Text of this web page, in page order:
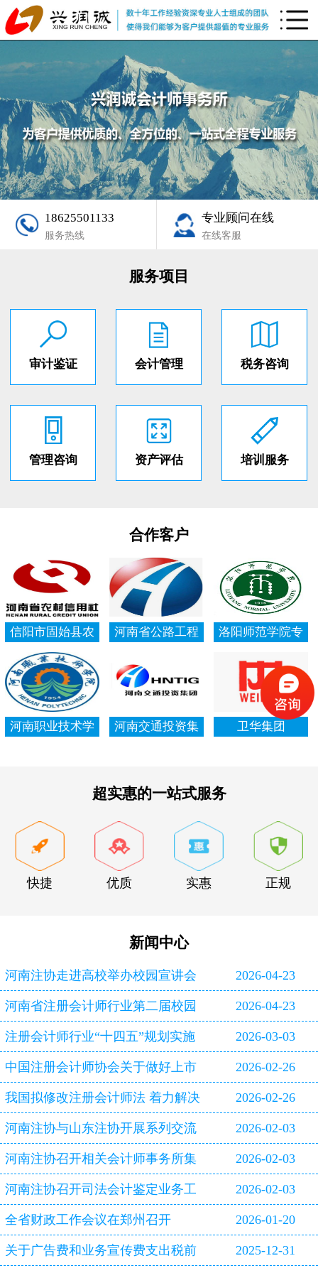
18625501133
服务热线
专业顾问在线
在线客服
服务项目
审计鉴证 会计管理 税务咨询
管理咨询 资产评估 培训服务
合作客户
信阳市固始县农
村信用社资产清
查审计
河南省公路工程
洛阳师范学院专
河南职业技术学
河南交通投资集
卫华集团
超实惠的一站式服务
快捷 优质 实惠 正规
新闻中心
河南注协走进高校举办校园宣讲会 2026-04-23
河南省注册会计师行业第二届校园
双选会即将启幕
2026-04-23
注册会计师行业“十四五”规划实施
评估报告
2026-03-03
中国注册会计师协会关于做好上市
公司2025年年报审计工作的通知
2026-02-26
我国拟修改注册会计师法 着力解决
审计造假等行业突出问题
2026-02-26
河南注协与山东注协开展系列交流
活动
2026-02-03
河南注协召开相关会计师事务所集
体约谈会
2026-02-03
河南注协召开司法会计鉴定业务工
作专题研讨会
2026-02-03
全省财政工作会议在郑州召开 2026-01-20
关于广告费和业务宣传费支出税前 2025-12-31